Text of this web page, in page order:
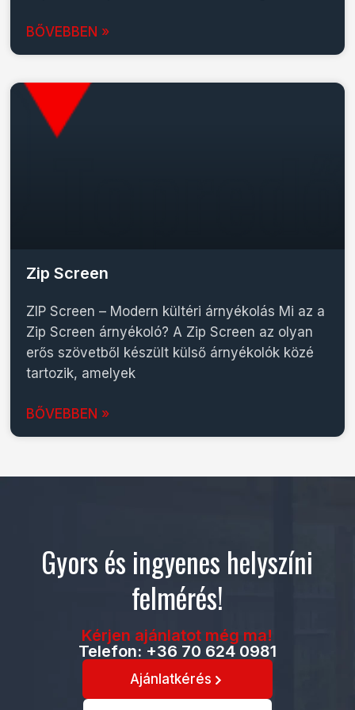
BŐVEBBEN »
Zip Screen
ZIP Screen – Modern kültéri árnyékolás Mi az a
Zip Screen árnyékoló? A Zip Screen az olyan
erős szövetből készült külső árnyékolók közé
tartozik, amelyek
BŐVEBBEN »
Gyors és ingyenes helyszíni
felmérés!
Kérjen ajánlatot még ma!
Telefon: +36 70 624 0981
Ajánlatkérés